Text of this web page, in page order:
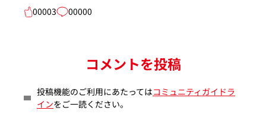
00003
00000
コメントを投稿
投稿機能のご利用にあたってはコミュニティガイドラ
インをご一読ください。